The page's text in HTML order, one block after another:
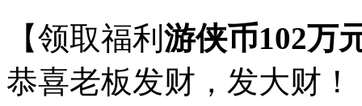
【领取福利 游侠币102万
恭喜老板发财，发大财！